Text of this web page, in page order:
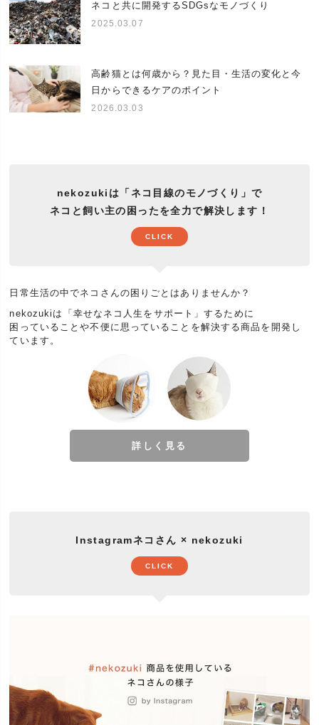
イベント
す。
プレゼント(贈り物、プチギフト、ギフト)にオススメ
です。誕生日(バースデー)、クリスマス、お正月(お
せください。
日頃抱えているお悩みやあったらいいなをサポート
する企画『ネコさんとの暮らしの大辞典』ランキン
ネコと共に開発するSDGsなモノづくり
2025.03.07
高齢猫とは何歳から？見た目・生活の変化と今
日からできるケアのポイント
2026.03.03
nekozukiは「ネコ目線のモノづくり」で
ネコと飼い主の困ったを全力で解決します！
CLICK
日常生活の中でネコさんの困りごとはありませんか？
nekozukiは「幸せなネコ人生をサポート」するために
困っていることや不便に思っていることを解決する商品を開発し
ています。
詳しく見る
Instagramネコさん × nekozuki
CLICK